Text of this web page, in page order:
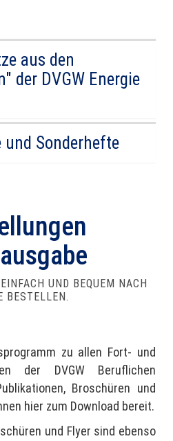
aus den
der DVGW Energie
und Sonderhefte
UND BEQUEM NACH
BESTELLEN.
zu allen Fort- und
der DVGW Beruflichen
Broschüren und
hier zum Download bereit.
und Flyer sind ebenso